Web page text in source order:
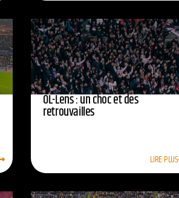
OL-Lens : un choc et des
retrouvailles
LIRE PLUS